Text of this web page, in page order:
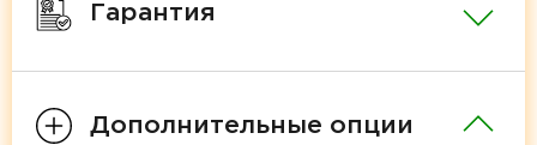
Гарантия
Дополнительные опции